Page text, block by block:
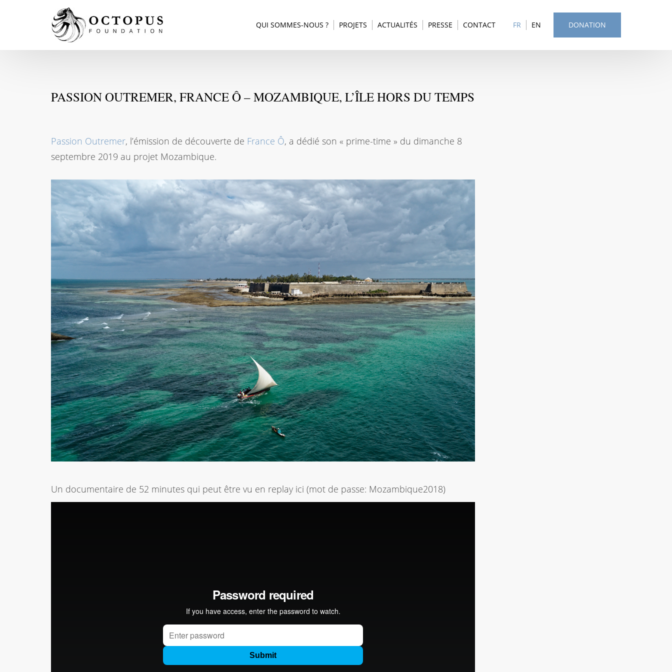
DONATION
FR EN
QUI SOMMES-NOUS ? PROJETS ACTUALITÉS PRESSE CONTACT
PASSION OUTREMER, FRANCE Ô – MOZAMBIQUE, L’ÎLE HORS DU TEMPS
Passion Outremer, l’émission de découverte de France Ô, a dédié son « prime-time » du dimanche 8
septembre 2019 au projet Mozambique.
Un documentaire de 52 minutes qui peut être vu en replay ici (mot de passe: Mozambique2018)